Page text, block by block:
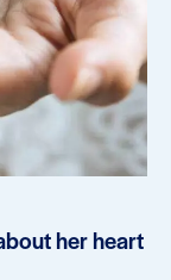
her heart